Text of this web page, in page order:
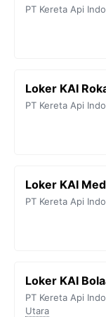
PT Kereta Api
Loker KAI
PT Kereta Api
Loker KAI
PT Kereta Api
Loker KAI
PT Kereta Api
Utara